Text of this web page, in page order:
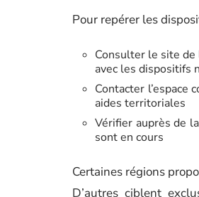
Pour repérer les
Consulter le site de
avec les dispositifs
Contacter l’espace
aides territoriales
Vérifier auprès de
sont en cours
Certaines régions
D’autres ciblent